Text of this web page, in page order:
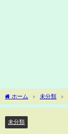
ホーム 未分類
未分類